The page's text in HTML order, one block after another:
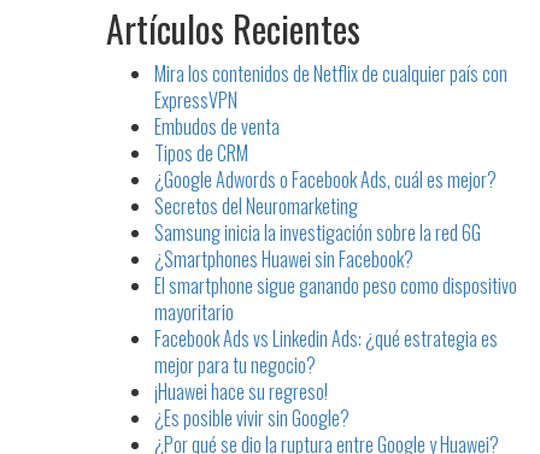
por
Artículos Recientes
Mira los contenidos de Netflix de cualquier país con
ExpressVPN
Embudos de venta
Tipos de CRM
¿Google Adwords o Facebook Ads, cuál es mejor?
Secretos del Neuromarketing
Samsung inicia la investigación sobre la red 6G
¿Smartphones Huawei sin Facebook?
El smartphone sigue ganando peso como dispositivo
mayoritario
Facebook Ads vs Linkedin Ads: ¿qué estrategia es
mejor para tu negocio?
¡Huawei hace su regreso!
¿Es posible vivir sin Google?
¿Por qué se dio la ruptura entre Google y Huawei?